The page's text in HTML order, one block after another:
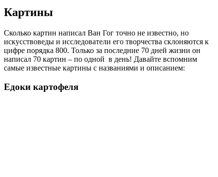
Картины
Сколько картин написал Ван Гог точно не известно, но
искусствоведы и исследователи его творчества склоняются к
цифре порядка 800. Только за последние 70 дней жизни он
написал 70 картин – по одной в день! Давайте вспомним
самые известные картины с названиями и описанием:
Едоки картофеля